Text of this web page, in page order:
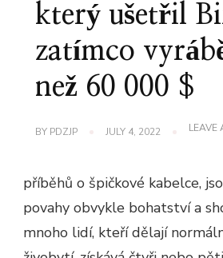
který ušetřil
zatímco
než 60 000 $
BY PDZJP JULY 4, 2022 LEAVE
příběhů o špičkové kabelce,
povahy obvykle bohatství a
mnoho lidí, kteří dělají